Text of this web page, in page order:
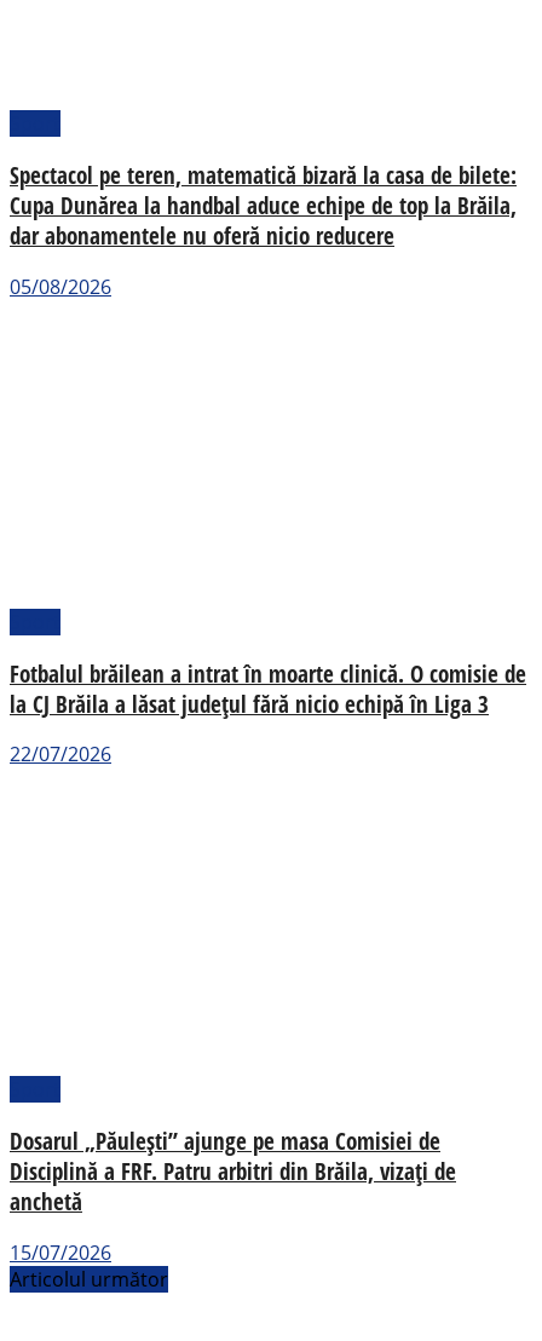
Spectacol pe teren, matematică bizară la casa de bilete:
Cupa Dunărea la handbal aduce echipe de top la Brăila,
dar abonamentele nu oferă nicio reducere
05/08/2026
Fotbalul brăilean a intrat în moarte clinică. O comisie de
la CJ Brăila a lăsat județul fără nicio echipă în Liga 3
22/07/2026
Dosarul „Păulești” ajunge pe masa Comisiei de
Disciplină a FRF. Patru arbitri din Brăila, vizați de
anchetă
15/07/2026
Articolul următor